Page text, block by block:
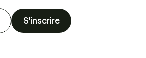
S'inscrire